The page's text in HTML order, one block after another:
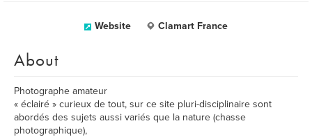
Website Clamart France
About
Photographe amateur
« éclairé » curieux de tout, sur ce site pluri-disciplinaire sont
abordés des sujets aussi variés que la nature (chasse
photographique),